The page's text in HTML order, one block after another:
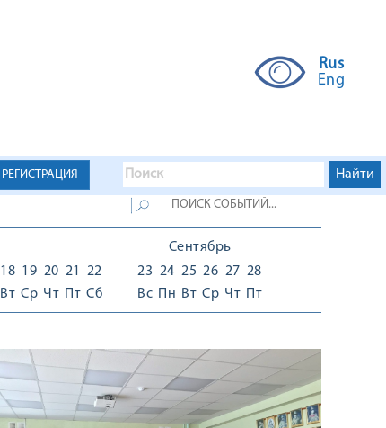
Rus
Eng
РЕГИСТРАЦИЯ
18
Вт
19
Ср
20
Чт
21
Пт
22
Сб
Сентябрь
23
Вс
24
Пн
25
Вт
26
Ср
27
Чт
28
Пт